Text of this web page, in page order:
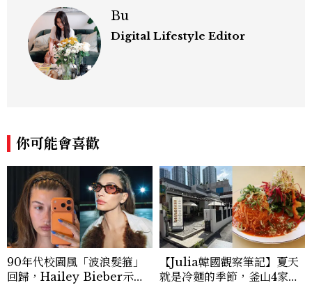
Bu
Digital Lifestyle Editor
你可能會喜歡
90年代校園風「波浪髮箍」
回歸，Hailey Bieber示範
【Julia韓國觀察筆記】夏天
就是冷麵的季節，釜山4家必